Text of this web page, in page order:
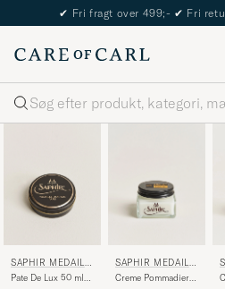
✔ Fri fragt over 499;- ✔ Fri
Søg
SAPHIR MEDAILL
E D'OR
Pate De Lux 50 ml
SAPHIR MEDAILL
E D'OR
Creme Pommadier